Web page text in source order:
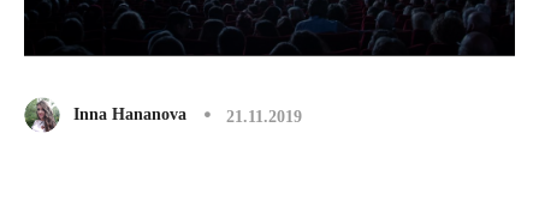
Inna Hananova 21.11.2019